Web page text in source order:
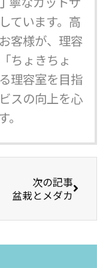
ています。高
客様が、理容
ちょきちょ
理容室を目指
スの向上を心
次の記事
盆栽とメダカ